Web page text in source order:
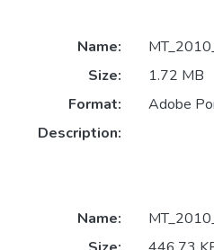
Name:
Size:
1.72 MB
Format:
Adobe
Description:
Name: